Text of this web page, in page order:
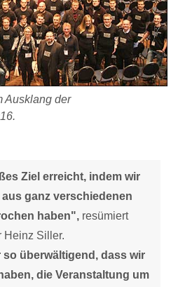
Ausklang der
Ziel erreicht, indem wir
ganz verschiedenen
haben", resümiert
Heinz Siller.
so überwältigend, dass wir
die Veranstaltung um